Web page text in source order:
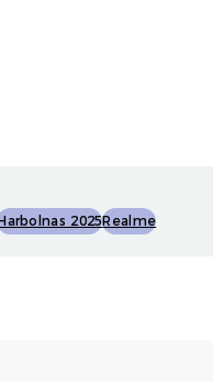
2025Realme